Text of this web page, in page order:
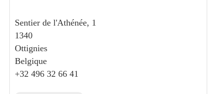
Sentier de l'Athénée, 1
1340
Ottignies
Belgique
+32 496 32 66 41